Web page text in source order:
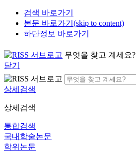
검색 바로가기
본문 바로가기(skip to content)
하단정보 바로가기
무엇을 찾고 계세요?
닫기
상세검색
상세검색
통합검색
국내학술논문
학위논문